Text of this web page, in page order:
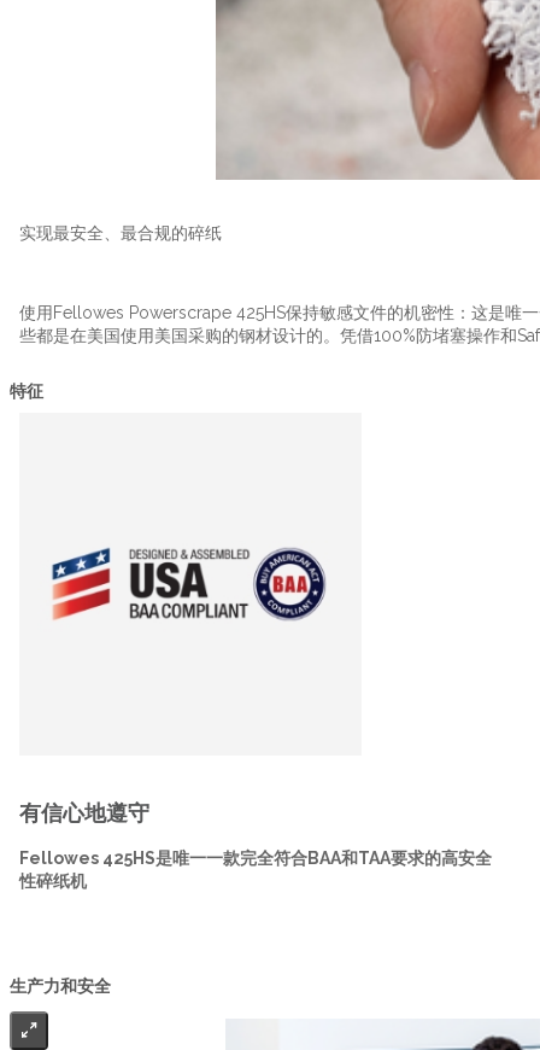
实现最安全、最合规的碎纸
使用Fellowes Powerscrape 425HS保持敏感文件的机密性：这是唯
些都是在美国使用美国采购的钢材设计的。凭借100%防堵塞操作和
特征
有信心地遵守
Fellowes 425HS是唯一一款完全符合BAA和TAA要求的高安全
性碎纸机
生产力和安全